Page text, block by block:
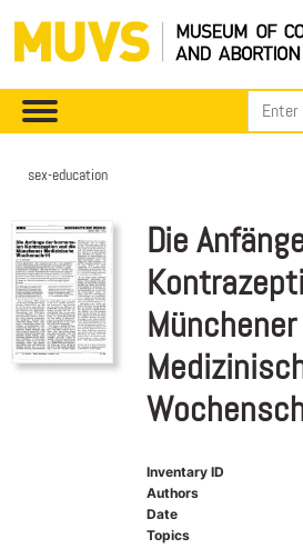
sex-education
Die
Münchener
Inventary ID
Authors
Date
Topics